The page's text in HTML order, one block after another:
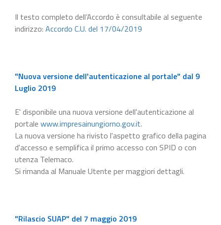
Il testo completo dell’Accordo è consultabile al seguente
indirizzo: Accordo C.U. del 17/04/2019
"Nuova versione dell'autenticazione al portale" dal 9
Luglio 2019
E' disponibile una nuova versione dell'autenticazione al
portale www.impresainungiorno.gov.it.
La nuova versione ha rivisto l'aspetto grafico della pagina
d'accesso e semplifica il primo accesso con SPID o con
utenza Telemaco.
Si rimanda al Manuale Utente per maggiori dettagli.
"Rilascio SUAP" del 7 maggio 2019